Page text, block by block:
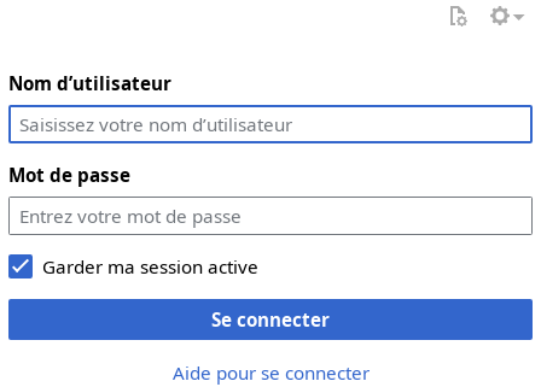
Nom d’utilisateur
Mot de passe
Garder ma session active
Se connecter
Aide pour se connecter